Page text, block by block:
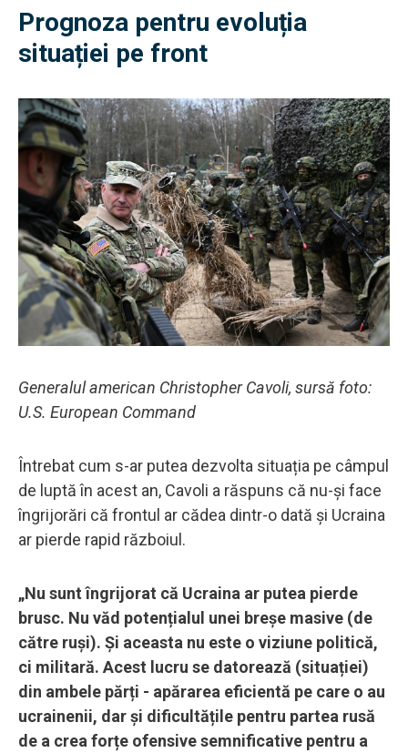
Prognoza pentru evoluția
situației pe front
Generalul american Christopher Cavoli, sursă foto:
U.S. European Command
Întrebat cum s-ar putea dezvolta situația pe câmpul
de luptă în acest an, Cavoli a răspuns că nu-și face
îngrijorări că frontul ar cădea dintr-o dată și Ucraina
ar pierde rapid războiul.
„Nu sunt îngrijorat că Ucraina ar putea pierde
brusc. Nu văd potențialul unei breșe masive (de
către ruși). Și aceasta nu este o viziune politică,
ci militară. Acest lucru se datorează (situației)
din ambele părți - apărarea eficientă pe care o au
ucrainenii, dar și dificultățile pentru partea rusă
de a crea forțe ofensive semnificative pentru a